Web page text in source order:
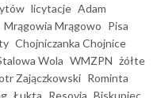
licytacje Adam
Mrągowia Mrągowo Pisa
Chojniczanka Chojnice
Wola WMZPN żółte
Zajączkowski Rominta
Łukta Resovia Biskupiec